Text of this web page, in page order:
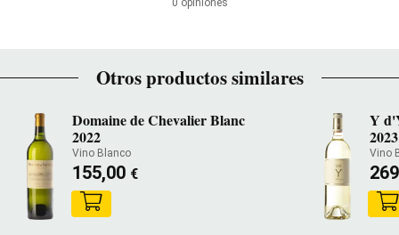
Otros productos similares
Domaine de Chevalier Blanc
2022
Vino Blanco
155,00 €
Y
2023
Vino